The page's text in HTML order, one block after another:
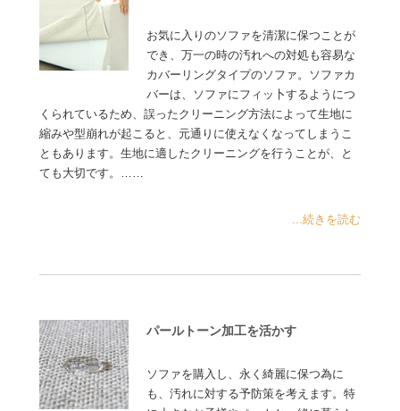
お気に入りのソファを清潔に保つことが
でき、万一の時の汚れへの対処も容易な
カバーリングタイプのソファ。ソファカ
バーは、ソファにフィッ卜するようにつ
くられているため、誤ったクリーニング方法によって生地に
縮みや型崩れが起こると、元通りに使えなくなってしまうこ
ともあります。生地に適したクリーニングを行うことが、と
ても大切です。……
...続きを読む
パールトーン加工を活かす
ソファを購入し、永く綺麗に保つ為に
も、汚れに対する予防策を考えます。特